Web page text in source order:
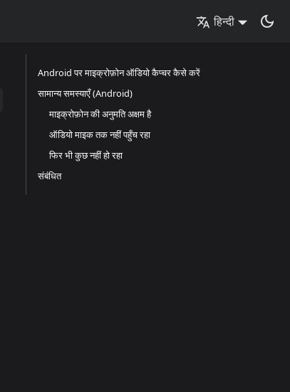
हिन्दी
Android पर माइक्रोफ़ोन ऑडियो कैप्चर कैसे करें
सामान्य समस्याएँ (Android)
माइक्रोफ़ोन की अनुमति अक्षम है
ऑडियो माइक तक नहीं पहुँच रहा
फिर भी कुछ नहीं हो रहा
संबंधित